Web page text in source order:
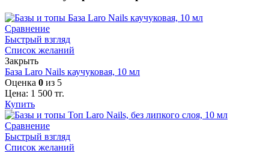
Сравнение
Быстрый взгляд
Список желаний
Закрыть
База Laro Nails каучуковая, 10 мл
Оценка 0 из 5
Цена: 1 500 тг.
Купить
Сравнение
Быстрый взгляд
Список желаний